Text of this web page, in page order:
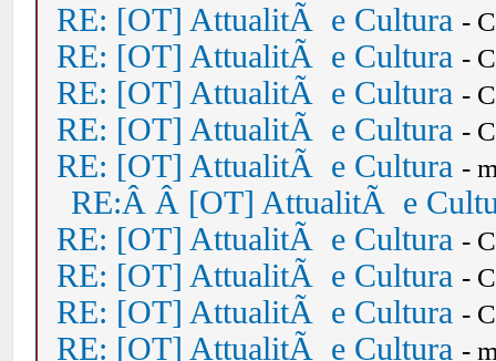
RE: [OT] AttualitÃ e Cultura -
RE: [OT] AttualitÃ e Cultura -
RE: [OT] AttualitÃ e Cultura -
RE: [OT] AttualitÃ e Cultura -
RE: [OT] AttualitÃ e Cultura -
RE:Â Â [OT] AttualitÃ e
RE: [OT] AttualitÃ e Cultura -
RE: [OT] AttualitÃ e Cultura -
RE: [OT] AttualitÃ e Cultura -
RE: [OT] AttualitÃ e Cultura -